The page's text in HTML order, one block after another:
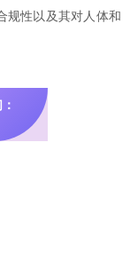
规性以及其对人体和